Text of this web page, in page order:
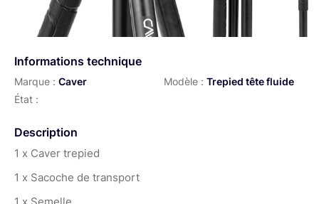
Informations technique
Marque : Caver Modèle : Trepied tête fluide
État :
Description
1 x Caver trepied
1 x Sacoche de transport